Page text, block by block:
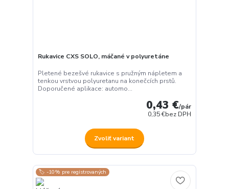
Rukavice CXS SOLO, máčané v polyuretáne
Pletené bezešvé rukavice s pružným nápletem a
tenkou vrstvou polyuretanu na konečcích prstů.
Doporučené aplikace: automo...
0,43 €/pár
0,35 €bez DPH
Zvoliť variant
🏷️ -10% pre registrovaných